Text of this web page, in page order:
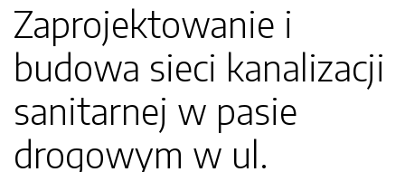
Zaprojektowanie i
budowa sieci kanalizacji
sanitarnej w pasie
drogowym w ul.